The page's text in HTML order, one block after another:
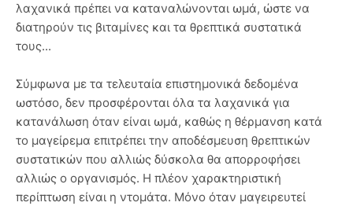
λαχανικά πρέπει να καταναλώνονται ωμά, ώστε να
διατηρούν τις βιταμίνες και τα θρεπτικά συστατικά
τους...
Σύμφωνα με τα τελευταία επιστημονικά δεδομένα
ωστόσο, δεν προσφέρονται όλα τα λαχανικά για
κατανάλωση όταν είναι ωμά, καθώς η θέρμανση κατά
το μαγείρεμα επιτρέπει την αποδέσμευση θρεπτικών
συστατικών που αλλιώς δύσκολα θα απορροφήσει
αλλιώς ο οργανισμός. Η πλέον χαρακτηριστική
περίπτωση είναι η ντομάτα. Μόνο όταν μαγειρευτεί